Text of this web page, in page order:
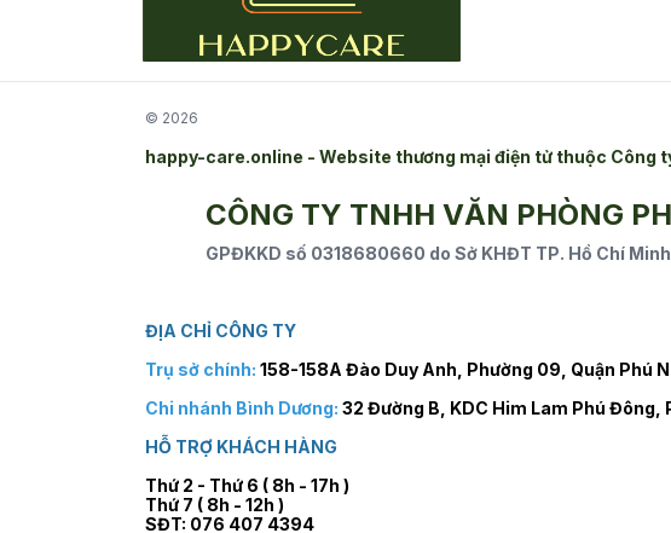
© 2026
happy-care.online - Website thương mại điện tử thuộc Công
CÔNG TY TNHH VĂN PHÒNG
GPĐKKD số 0318680660 do Sở KHĐT TP. Hồ Chí
ĐỊA CHỈ CÔNG TY
Trụ sở chính: 158-158A Đào Duy Anh, Phường 09, Quận Phú
Chi nhánh Bình Dương: 32 Đường B, KDC Him Lam Phú Đông,
HỖ TRỢ KHÁCH HÀNG
Thứ 2 - Thứ 6 ( 8h - 17h )
Thứ 7 ( 8h - 12h )
SĐT: 076 407 4394